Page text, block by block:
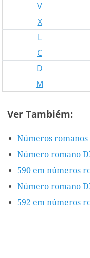
V
X
L
C
D
M
Ver Tambiém:
Números romanos
Número romano
590 em números
Número romano
592 em números